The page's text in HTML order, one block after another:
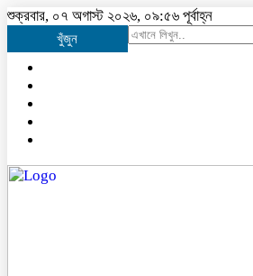
শুক্রবার, ০৭ অগাস্ট ২০২৬, ০৯:৫৬ পূর্বাহ্ন
খুঁজুন